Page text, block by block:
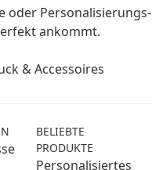
oder Personalisierungs-
ankommt.
& Accessoires
BELIEBTE
PRODUKTE
Personalisiertes